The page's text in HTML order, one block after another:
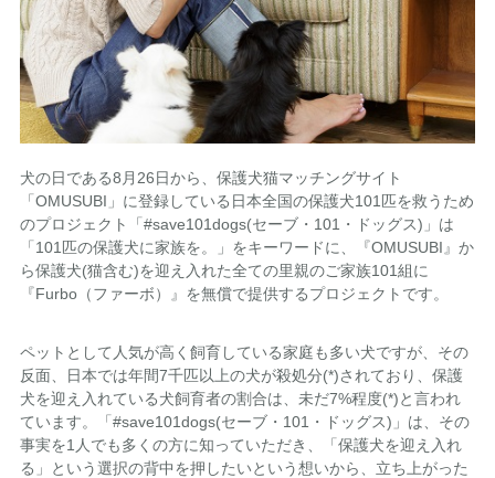
犬の日である8月26日から、保護犬猫マッチングサイト
「OMUSUBI」に登録している日本全国の保護犬101匹を救うため
のプロジェクト「#save101dogs(セーブ・101・ドッグス)」は
「101匹の保護犬に家族を。」をキーワードに、『OMUSUBI』か
ら保護犬(猫含む)を迎え入れた全ての里親のご家族101組に
『Furbo（ファーボ）』を無償で提供するプロジェクトです。
ペットとして人気が高く飼育している家庭も多い犬ですが、その
反面、日本では年間7千匹以上の犬が殺処分(*)されており、保護
犬を迎え入れている犬飼育者の割合は、未だ7%程度(*)と言われ
ています。「#save101dogs(セーブ・101・ドッグス)」は、その
事実を1人でも多くの方に知っていただき、「保護犬を迎え入れ
る」という選択の背中を押したいという想いから、立ち上がった